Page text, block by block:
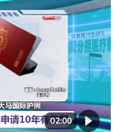
02:00